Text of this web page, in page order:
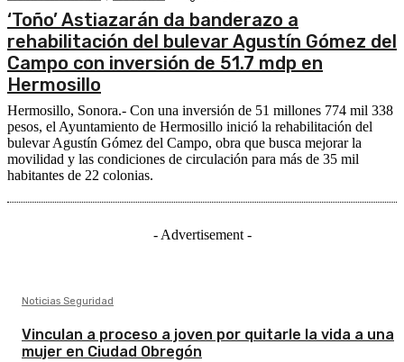
‘Toño’ Astiazarán da banderazo a
rehabilitación del bulevar Agustín Gómez del
Campo con inversión de 51.7 mdp en
Hermosillo
Hermosillo, Sonora.- Con una inversión de 51 millones 774 mil 338
pesos, el Ayuntamiento de Hermosillo inició la rehabilitación del
bulevar Agustín Gómez del Campo, obra que busca mejorar la
movilidad y las condiciones de circulación para más de 35 mil
habitantes de 22 colonias.
- Advertisement -
Noticias Seguridad
Vinculan a proceso a joven por quitarle la vida a una
mujer en Ciudad Obregón